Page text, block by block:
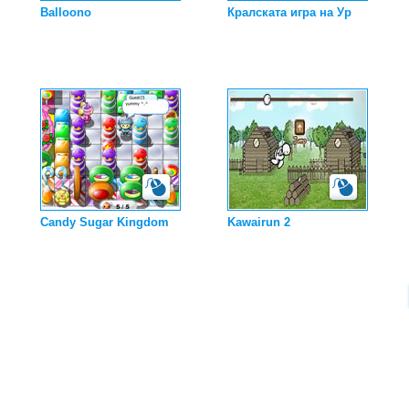
Balloono Кралската игра на Ур
Candy Sugar Kingdom Kawairun 2